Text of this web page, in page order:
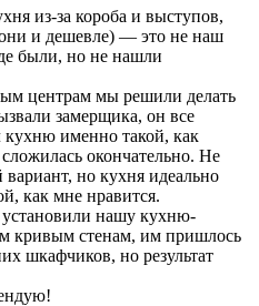
из-за короба и выступов,
и дешевле) — это не наш
были, но не нашли
центрам мы решили делать
замерщика, он все
кухню именно такой, как
окончательно. Не
но кухня идеально
как мне нравится.
нашу кухню-
кривым стенам, им пришлось
шкафчиков, но результат